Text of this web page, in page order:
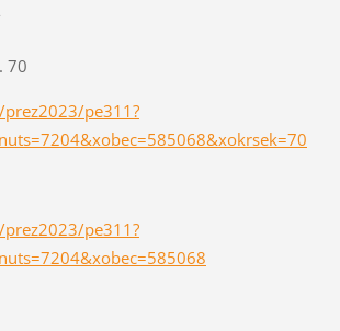
70
pe311?
pe311?